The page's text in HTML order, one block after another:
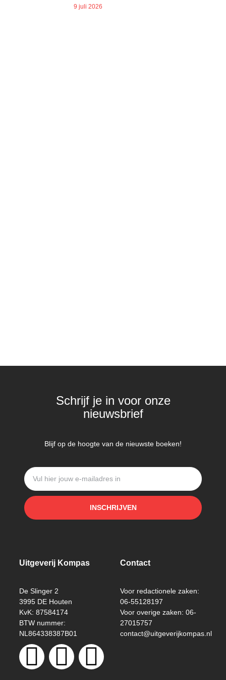
9 juli 2026
Schrijf je in voor onze
nieuwsbrief
Blijf op de hoogte van de nieuwste boeken!
INSCHRIJVEN
Uitgeverij Kompas
De Slinger 2
3995 DE Houten
KvK: 87584174
BTW nummer:
NL864338387B01
Contact
Voor redactionele zaken:
06-55128197
Voor overige zaken: 06-
27015757
contact@uitgeverijkompas.nl